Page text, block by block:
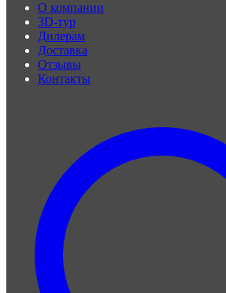
О компании
3D-тур
Дилерам
Доставка
Отзывы
Контакты